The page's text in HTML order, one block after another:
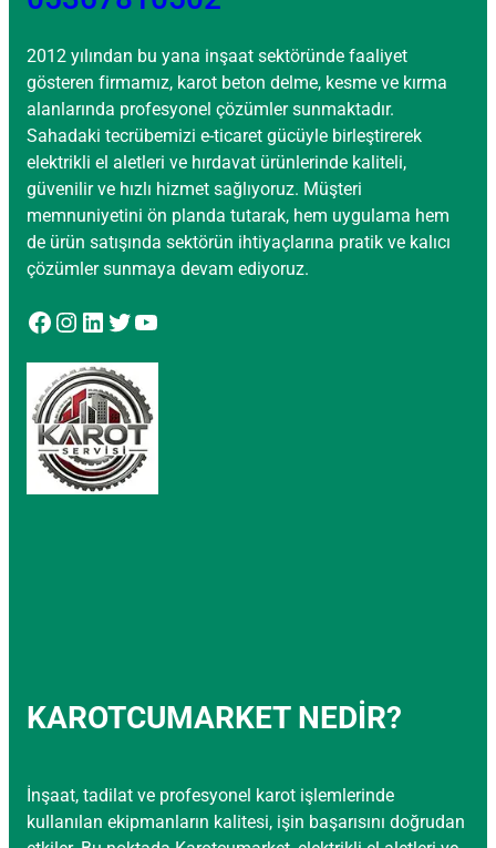
2012 yılından bu yana inşaat sektöründe faaliyet
gösteren firmamız, karot beton delme, kesme ve kırma
alanlarında profesyonel çözümler sunmaktadır.
Sahadaki tecrübemizi e-ticaret gücüyle birleştirerek
elektrikli el aletleri ve hırdavat ürünlerinde kaliteli,
güvenilir ve hızlı hizmet sağlıyoruz. Müşteri
memnuniyetini ön planda tutarak, hem uygulama hem
de ürün satışında sektörün ihtiyaçlarına pratik ve kalıcı
çözümler sunmaya devam ediyoruz.
Facebook Instagram LinkedIn Twitter YouTube
KAROTCUMARKET NEDİR?
İnşaat, tadilat ve profesyonel karot işlemlerinde
kullanılan ekipmanların kalitesi, işin başarısını doğrudan